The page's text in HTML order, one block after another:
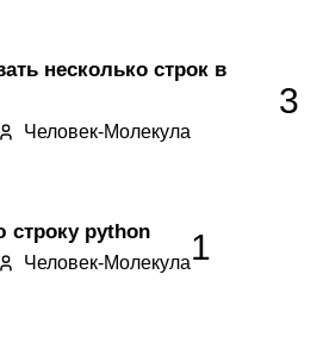
несколько строк в
Человек-Молекула
3
строку python
Человек-Молекула1